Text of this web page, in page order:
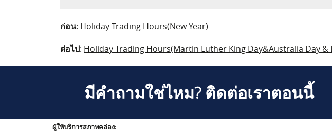
ก่อน: Holiday Trading Hours(New Year)
ต่อไป: Holiday Trading Hours(Martin Luther King Day&Australia Day &
มีคำถามใช่ไหม? ติดต่อเราตอนนี้
ผู้ให้บริการสภาพคล่อง: